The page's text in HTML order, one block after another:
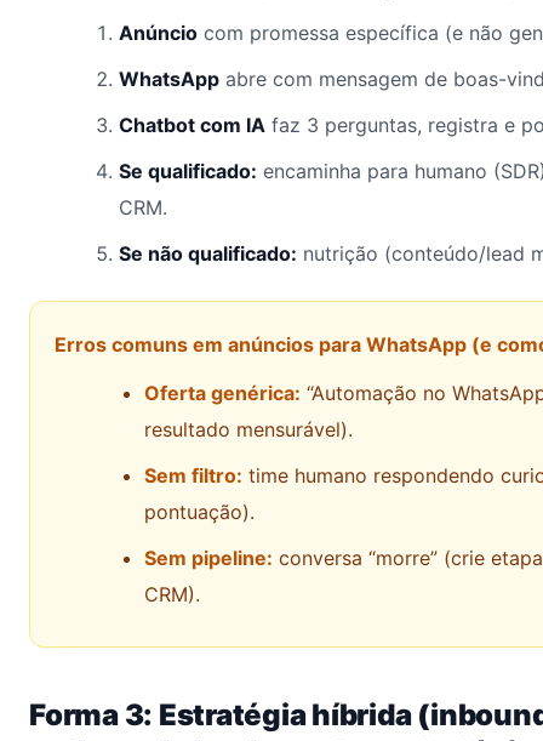
Anúncio com promessa específica (e não
WhatsApp abre com mensagem de boas-
Chatbot com IA faz 3 perguntas, registra e
Se qualificado: encaminha para humano
CRM.
Se não qualificado: nutrição (conteúdo/lead
Erros comuns em anúncios para WhatsApp (e
Oferta genérica: “Automação no
resultado mensurável).
Sem filtro: time humano respondendo
pontuação).
Sem pipeline: conversa “morre” (crie
CRM).
Forma 3: Estratégia híbrida